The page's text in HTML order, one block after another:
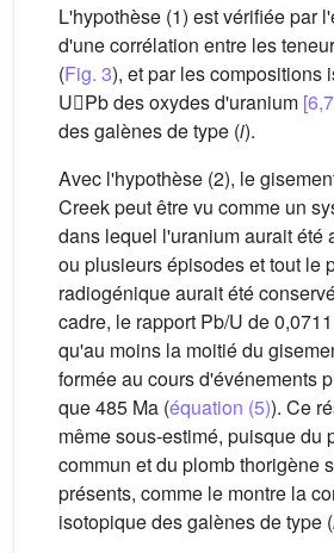
L'hypothèse (1) est vérifiée par
d'une corrélation entre les
(Fig. 3), et par les compositions
UPb des oxydes d'uranium
des galènes de type (i).
Avec l'hypothèse (2), le
Creek peut être vu comme un
dans lequel l'uranium aurait été
ou plusieurs épisodes et tout le
radiogénique aurait été
cadre, le rapport Pb/U de
qu'au moins la moitié du
formée au cours d'événements
que 485 Ma (équation (5)). Ce
même sous-estimé, puisque du
commun et du plomb thorigène
présents, comme le montre la
isotopique des galènes de type (